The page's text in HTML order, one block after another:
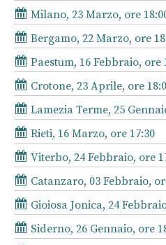
Milano, 23 Marzo, ore
Bergamo, 22 Marzo, ore
Paestum, 16 Febbraio, ore
Crotone, 23 Aprile, ore
Lamezia Terme, 25
Rieti, 16 Marzo, ore 17:30
Viterbo, 24 Febbraio, ore
Catanzaro, 03 Febbraio,
Gioiosa Jonica, 24
Siderno, 26 Gennaio, ore